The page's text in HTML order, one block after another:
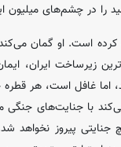
را در چشم‌های
است. او گمان می‌کند
زیرساخت ایران،
اما غافل است، هر
با جنایت‌های جنگی
جنایتی پیروز نخواهد